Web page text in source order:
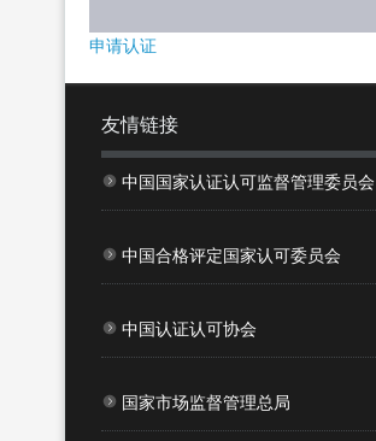
申请认证
友情链接
中国国家认证认可监督管理委员会
中国合格评定国家认可委员会
中国认证认可协会
国家市场监督管理总局